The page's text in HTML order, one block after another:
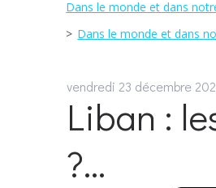
Dans le monde et dans
Dans le monde et dans
vendredi 23 décembre
Liban :
?...